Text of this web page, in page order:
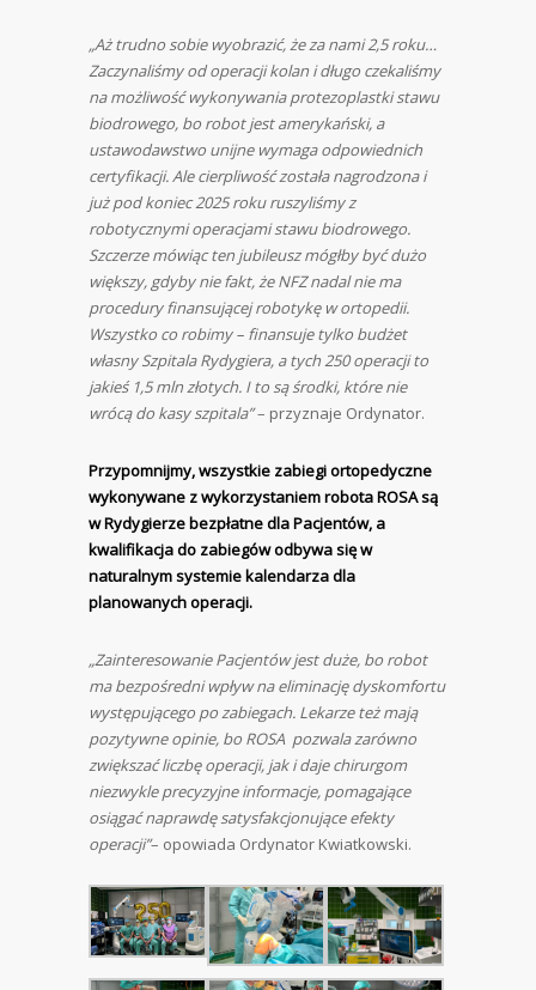
„Aż trudno sobie wyobrazić, że za nami 2,5 roku…
Zaczynaliśmy od operacji kolan i długo czekaliśmy
na możliwość wykonywania protezoplastki stawu
biodrowego, bo robot jest amerykański, a
ustawodawstwo unijne wymaga odpowiednich
certyfikacji. Ale cierpliwość została nagrodzona i
już pod koniec 2025 roku ruszyliśmy z
robotycznymi operacjami stawu biodrowego.
Szczerze mówiąc ten jubileusz mógłby być dużo
większy, gdyby nie fakt, że NFZ nadal nie ma
procedury finansującej robotykę w ortopedii.
Wszystko co robimy – finansuje tylko budżet
własny Szpitala Rydygiera, a tych 250 operacji to
jakieś 1,5 mln złotych. I to są środki, które nie
wrócą do kasy szpitala”– przyznaje Ordynator.
Przypomnijmy, wszystkie zabiegi ortopedyczne
wykonywane z wykorzystaniem robota ROSA są
w Rydygierze bezpłatne dla Pacjentów, a
kwalifikacja do zabiegów odbywa się w
naturalnym systemie kalendarza dla
planowanych operacji.
„Zainteresowanie Pacjentów jest duże, bo robot
ma bezpośredni wpływ na eliminację dyskomfortu
występującego po zabiegach. Lekarze też mają
pozytywne opinie, bo ROSA pozwala zarówno
zwiększać liczbę operacji, jak i daje chirurgom
niezwykle precyzyjne informacje, pomagające
osiągać naprawdę satysfakcjonujące efekty
operacji”– opowiada Ordynator Kwiatkowski.